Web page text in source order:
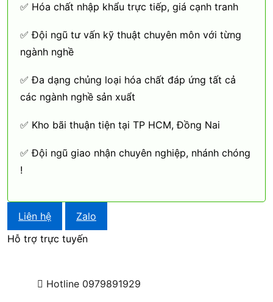
✅ Hóa chất nhập khẩu trực tiếp, giá cạnh tranh
✅ Đội ngũ tư vấn kỹ thuật chuyên môn với từng
ngành nghề
✅ Đa dạng chủng loại hóa chất đáp ứng tất cả
các ngành nghề sản xuẩt
✅ Kho bãi thuận tiện tại TP HCM, Đồng Nai
✅ Đội ngũ giao nhận chuyên nghiệp, nhánh chóng
!
Liên hệ
Zalo
Hỗ trợ trực tuyến
Hotline 0979891929